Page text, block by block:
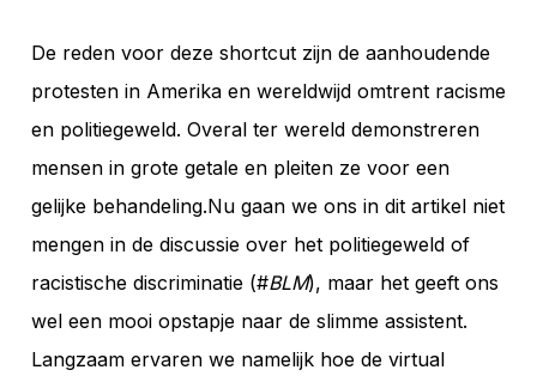
De reden voor deze shortcut zijn de aanhoudende
protesten in Amerika en wereldwijd omtrent racisme
en politiegeweld. Overal ter wereld demonstreren
mensen in grote getale en pleiten ze voor een
gelijke behandeling.Nu gaan we ons in dit artikel niet
mengen in de discussie over het politiegeweld of
racistische discriminatie (#BLM), maar het geeft ons
wel een mooi opstapje naar de slimme assistent.
Langzaam ervaren we namelijk hoe de virtual